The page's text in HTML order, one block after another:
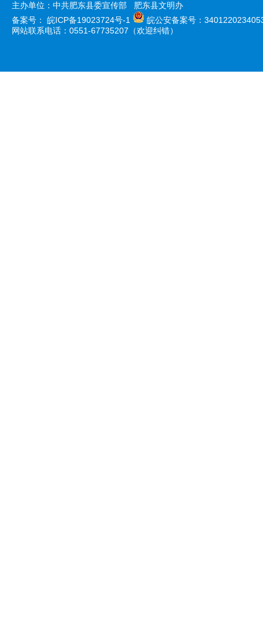
主办单位：中共肥东县委宣传部 肥东县文明办
备案号： 皖ICP备19023724号-1
皖公安备案号：
网站联系电话：0551-67735207（欢迎纠错）